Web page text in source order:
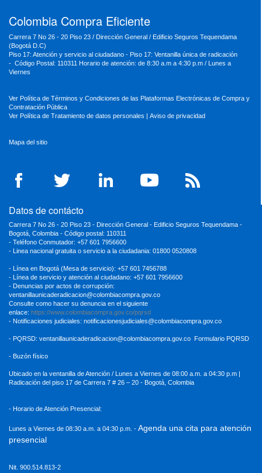
Colombia Compra Eficiente
Carrera 7 No 26 - 20 Piso 23 / Dirección General / Edificio Seguros Tequendama
(Bogotá D.C)
Piso 17: Atención y servicio al ciudadano - Piso 17: Ventanilla única de radicación
- Código Postal: 110311 Horario de atención: de 8:30 a.m a 4:30 p.m / Lunes a
Viernes
Ver Política de Términos y Condiciones de las Plataformas Electrónicas de Compra y
Contratación Pública
Ver Política de Tratamiento de datos personales | Aviso de privacidad
Mapa del sitio
Datos de contácto
Carrera 7 No 26 - 20 Piso 23 - Dirección General - Edificio Seguros Tequendama -
Bogotá, Colombia - Código postal: 110311
- Teléfono Conmutador: +57 601 7956600
- Linea nacional gratuita o servicio a la ciudadania: 01800 0520808
- Línea en Bogotá (Mesa de servicio): +57 601 7456788
- Línea de servicio y atención al ciudadano: +57 601 7956600
- Denuncias por actos de corrupción:
ventanillaunicaderadicacion@colombiacompra.gov.co
Consulte como hacer su denuncia en el siguiente
enlace: https://www.colombiacompra.gov.co/pqrsd
- Notificaciones judiciales: notificacionesjudiciales@colombiacompra.gov.co
- PQRSD: ventanillaunicaderadicacion@colombiacompra.gov.co Formulario PQRSD
- Buzón físico
Ubicado en la ventanilla de Atención / Lunes a Viernes de 08:00 a.m. a 04:30 p.m |
Radicación del piso 17 de Carrera 7 # 26 – 20 - Bogotá, Colombia
- Horario de Atención Presencial:
Lunes a Viernes de 08:30 a.m. a 04:30 p.m. - Agenda una cita para atención
presencial
Nit. 900.514.813-2